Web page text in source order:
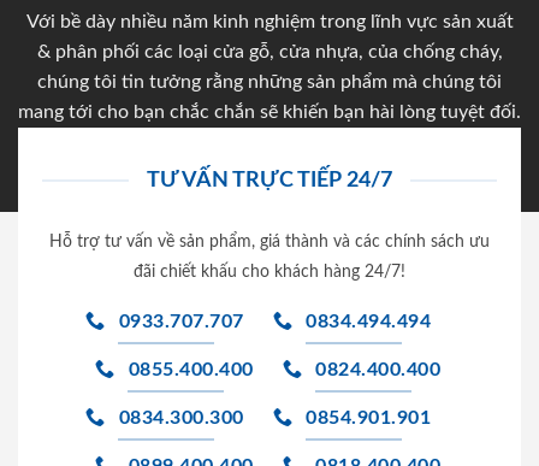
Với bề dày nhiều năm kinh nghiệm trong lĩnh vực sản xuất
& phân phối các loại cửa gỗ, cửa nhựa, của chống cháy,
chúng tôi tin tưởng rằng những sản phẩm mà chúng tôi
mang tới cho bạn chắc chắn sẽ khiến bạn hài lòng tuyệt đối.
TƯ VẤN TRỰC TIẾP 24/7
Hỗ trợ tư vấn về sản phẩm, giá thành và các chính sách ưu
đãi chiết khấu cho khách hàng 24/7!
0933.707.707 0834.494.494
0855.400.400 0824.400.400
0834.300.300 0854.901.901